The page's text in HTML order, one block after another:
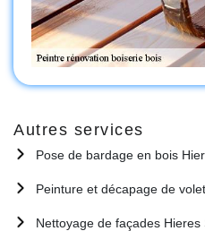
Autres services
Pose de bardage en bois
Peinture et décapage de
Nettoyage de façades Hieres